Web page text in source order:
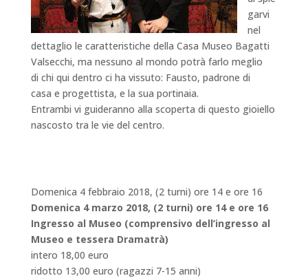
garvi
nel
dettaglio le caratteristiche della Casa Museo Bagatti
Valsecchi, ma nessuno al mondo potrà farlo meglio
di chi qui dentro ci ha vissuto: Fausto, padrone di
casa e progettista, e la sua portinaia.
Entrambi vi guideranno alla scoperta di questo gioiello
nascosto tra le vie del centro.
Domenica 4 febbraio 2018, (2 turni) ore 14 e ore 16
Domenica 4 marzo 2018, (2 turni) ore 14 e ore 16
Ingresso al Museo (comprensivo dell’ingresso al
Museo e tessera Dramatrà)
intero 18,00 euro
ridotto 13,00 euro (ragazzi 7-15 anni)